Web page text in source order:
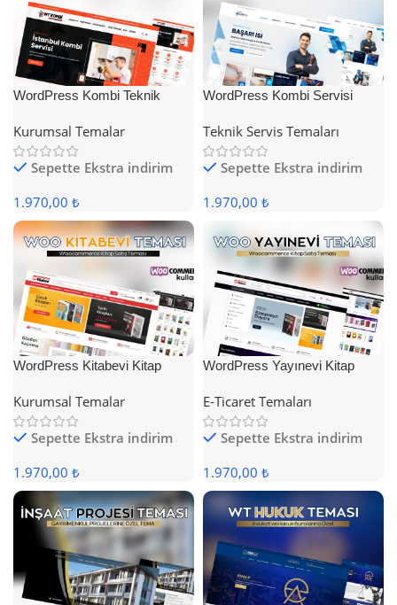
WordPress Kombi Teknik
Kurumsal Temalar
Sepette Ekstra indirim
1.970,00 ₺
WordPress Kombi Servisi
Teknik Servis Temaları
Sepette Ekstra indirim
1.970,00 ₺
WordPress Kitabevi Kitap
Kurumsal Temalar
Sepette Ekstra indirim
1.970,00 ₺
WordPress Yayınevi Kitap
E-Ticaret Temaları
Sepette Ekstra indirim
1.970,00 ₺